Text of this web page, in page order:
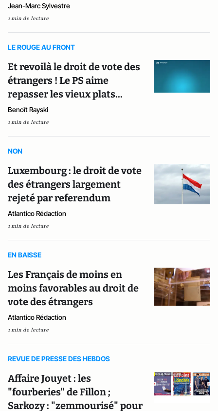
Jean-Marc Sylvestre
1 min de lecture
LE ROUGE AU FRONT
Et revoilà le droit de vote des
étrangers ! Le PS aime
repasser les vieux plats...
Benoît Rayski
1 min de lecture
NON
Luxembourg : le droit de vote
des étrangers largement
rejeté par referendum
Atlantico Rédaction
1 min de lecture
EN BAISSE
Les Français de moins en
moins favorables au droit de
vote des étrangers
Atlantico Rédaction
1 min de lecture
REVUE DE PRESSE DES HEBDOS
Affaire Jouyet : les
"fourberies" de Fillon ;
Sarkozy : "zemmourisé" pour